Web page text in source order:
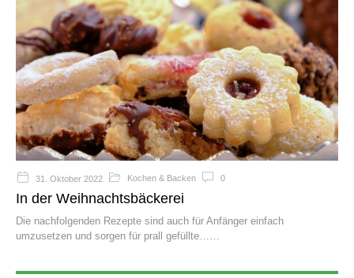
31. Oktober 2022 Kochen & Backen 0
In der Weihnachtsbäckerei
Die nachfolgenden Rezepte sind auch für Anfänger einfach
umzusetzen und sorgen für prall gefüllte…